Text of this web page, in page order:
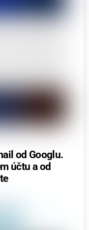
od Googlu.
účtu a od